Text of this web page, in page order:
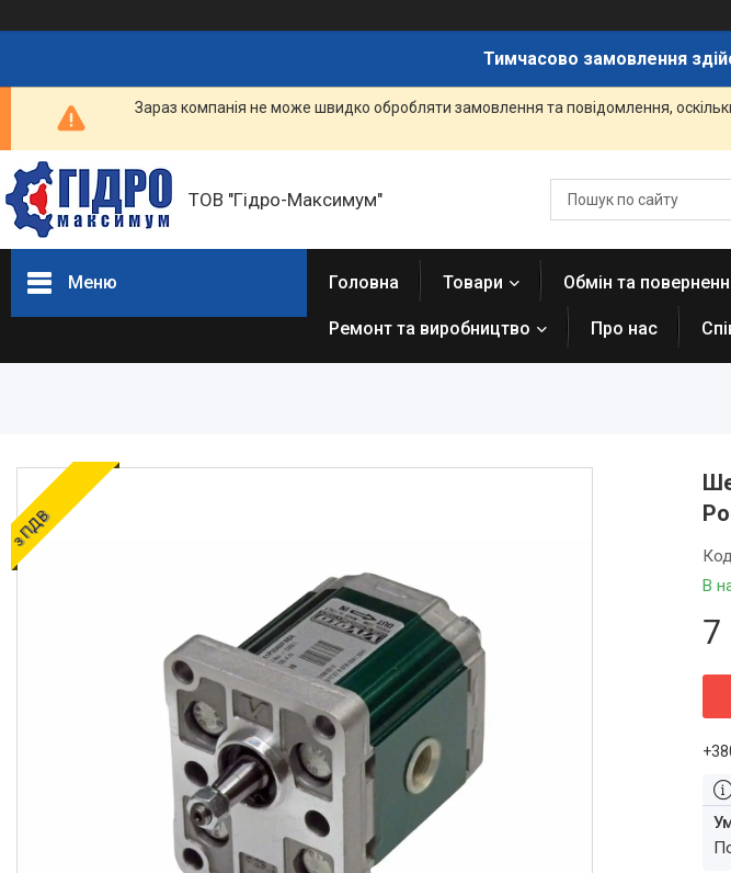
Тимчасово замовлення
Зараз компанія не може швидко обробляти замовлення та повідомлення,
ТОВ "Гідро-Максимум"
Меню
ПНЕВМАТИКА
ОЛИВИ ТА МАСТИЛА
ДІАГНОСТИЧНІ І
ЗАПЧАСТИНИ ДЛЯ
ДОРОЖНЬОГО ТЕХНІКИ
Головна Товари Обмін та
Ремонт та виробництво Про нас
з ПДВ
В
7